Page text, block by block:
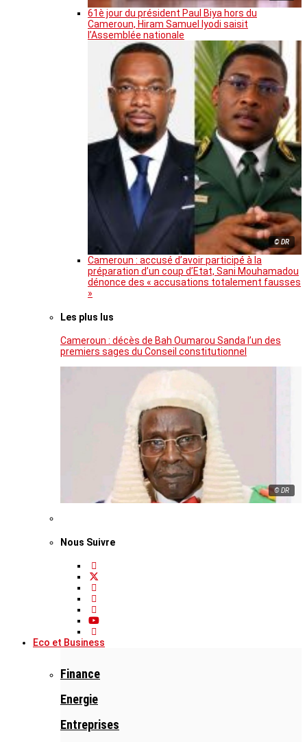
61è jour du président Paul Biya hors du
Cameroun, Hiram Samuel Iyodi saisit
l’Assemblée nationale
© DR
Cameroun : accusé d’avoir participé à la
préparation d’un coup d’Etat, Sani Mouhamadou
dénonce des « accusations totalement fausses
»
Les plus lus
Cameroun : décès de Bah Oumarou Sanda l’un des
premiers sages du Conseil constitutionnel
© DR
Nous Suivre
Eco et Business
Finance
Energie
Entreprises